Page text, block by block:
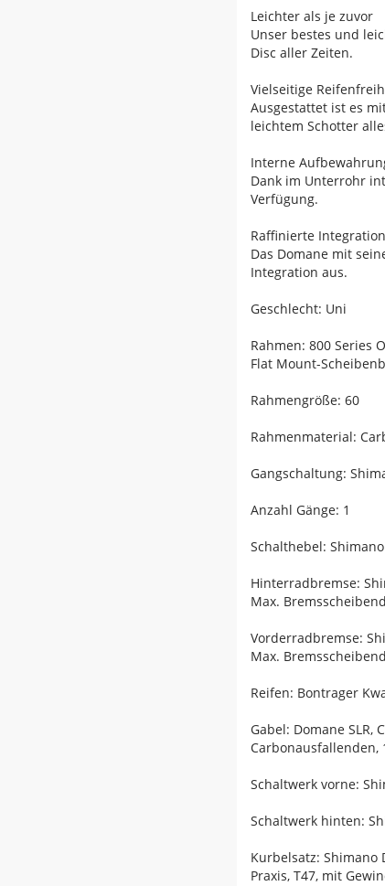
Leichter als je zuvor
Unser bestes und
Disc aller Zeiten.
Vielseitige
Ausgestattet ist es
leichtem Schotter
Interne
Dank im Unterrohr
Verfügung.
Raffinierte Integration
Das Domane mit
Integration aus.
Geschlecht: Uni
Rahmen: 800 Series
Flat Mount-
Rahmengröße: 60
Rahmenmaterial:
Gangschaltung:
Anzahl Gänge: 1
Schalthebel:
Hinterradbremse:
Max.
Vorderradbremse:
Max.
Reifen: Bontrager
Gabel: Domane
Carbonausfallenden,
Schaltwerk vorne:
Schaltwerk hinten:
Kurbelsatz: Shimano
Praxis, T47, mit